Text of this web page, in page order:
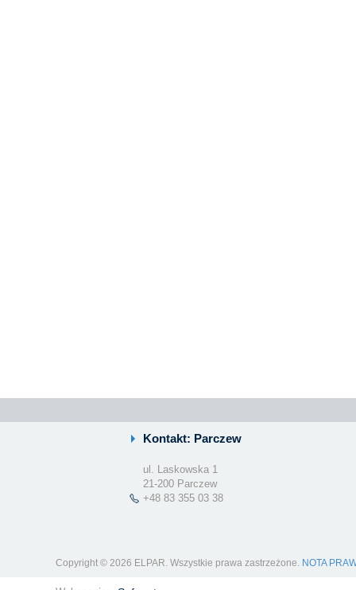
Kontakt: Parczew
ul. Laskowska 1
21-200 Parczew
+48 83 355 03 38
Copyright © 2026 ELPAR. Wszystkie prawa zastrzeżone. NOTA